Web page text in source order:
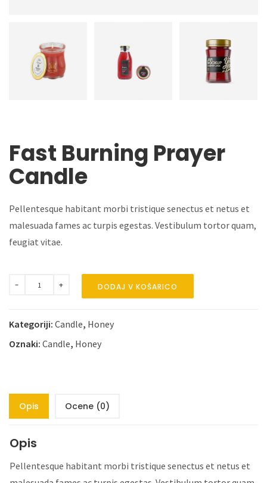
Fast Burning Prayer
Candle
Pellentesque habitant morbi tristique senectus et netus et
malesuada fames ac turpis egestas. Vestibulum tortor quam,
feugiat vitae.
DODAJ V KOŠARICO
Kategoriji: Candle, Honey
Oznaki: Candle, Honey
Opis Ocene (0)
Opis
Pellentesque habitant morbi tristique senectus et netus et